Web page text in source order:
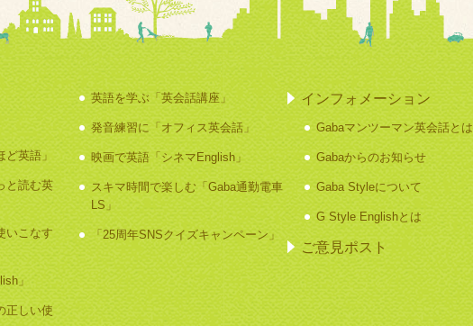
英語」
と読む英
いこなす
」
正しい使
英語を学ぶ「英会話講座」
発音練習に「オフィス英会話」
映画で英語「シネマEnglish」
スキマ時間で楽しむ「Gaba通勤電車
LS」
「25周年SNSクイズキャンペーン」
インフォメーション
Gabaマンツーマン英会話とは
Gabaからのお知らせ
Gaba Styleについて
G Style Englishとは
ご意見ポスト